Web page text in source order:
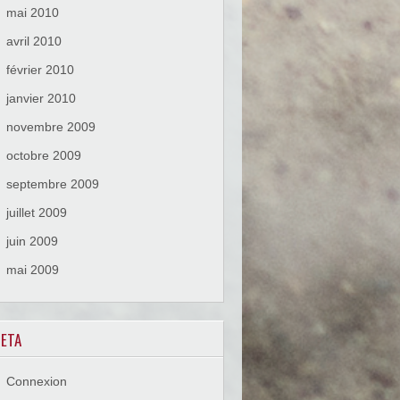
mai 2010
avril 2010
février 2010
janvier 2010
novembre 2009
octobre 2009
septembre 2009
juillet 2009
juin 2009
mai 2009
Connexion